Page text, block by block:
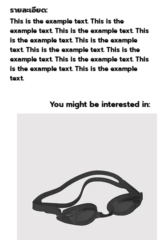
รายละเอียด:
This is the example text. This is the
example text. This is the example text. This
is the example text. This is the example
text. This is the example text. This is the
example text. This is the example text. This
is the example text. This is the example
text.
You might be interested in: